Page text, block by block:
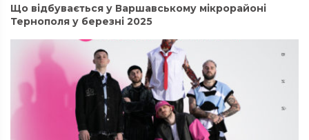
Що відбувається у Варшавському мікрорайоні
Тернополя у березні 2025